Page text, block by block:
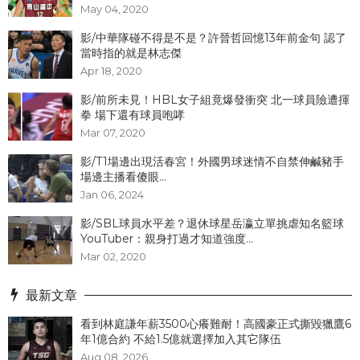
May 04, 2020
影/中華隊碰不得是不是？許晉哲回憶13年前金句 認了
當時指的就是林志傑
Apr 18, 2020
影/前所未見！HBL女子組竟爆發衝突 北一球員險遭揮
拳 場下還有球員咆哮
Mar 07, 2020
影/T1場邊出現活春宮！外國男球迷情不自禁伸鹹豬手
場邊主播看傻眼...
Jan 06, 2024
影/SBL球員水平差？退休球星岳瀛立單挑虐知名籃球
YouTuber：親身打過才知道強度...
Mar 02, 2020
最新文章
看到林庭謙年薪3500心癢難耐！高國豪正式撕毀獵鷹6
年1億合約 不給1.5億就選擇加入其它隊伍
Aug 08, 2026